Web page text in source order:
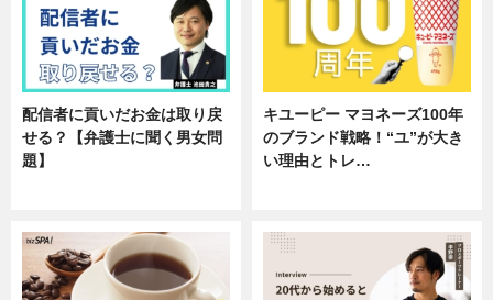
配信者に貢いだお金は取り戻
せる？【弁護士に聞く男女問
題】
キユーピー マヨネーズ100年
のブランド戦略！“ユ”が大き
い理由とトレ…